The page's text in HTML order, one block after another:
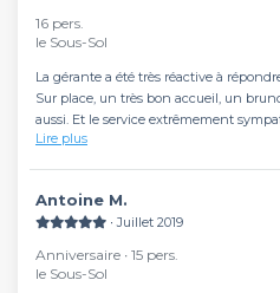
16 pers.
le Sous-Sol
La gérante a été très réactive à
Sur place, un très bon accueil, un
aussi. Et le service extrêmement
cet établissement.
Lire plus
Antoine M.
∙ Juillet 2019
Anniversaire ∙ 15 pers.
le Sous-Sol